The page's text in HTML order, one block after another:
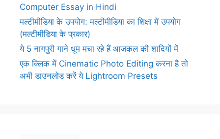
Computer Essay in Hindi
मल्टीमीडिया के उपयोग: मल्टीमीडिया का शिक्षा में उपयोग
(मल्टीमीडिया के प्रकार)
ये 5 नागपुरी गाने धूम मचा रहे हैं आजकल की शादियों में
एक क्लिक में Cinematic Photo Editing करना है तो
अभी डाउनलोड करें ये Lightroom Presets